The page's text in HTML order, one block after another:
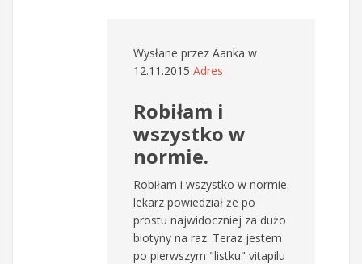
Wysłane przez Aanka w
12.11.2015 Adres
Robiłam i
wszystko w
normie.
Robiłam i wszystko w normie.
lekarz powiedział że po
prostu najwidoczniej za dużo
biotyny na raz. Teraz jestem
po pierwszym "listku" vitapilu